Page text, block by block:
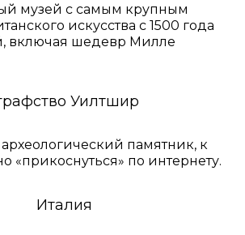
музей с самым крупным
искусства с 1500 года
включая шедевр Милле
Уилтшир
памятник, к
«прикоснуться» по интернету.
Италия